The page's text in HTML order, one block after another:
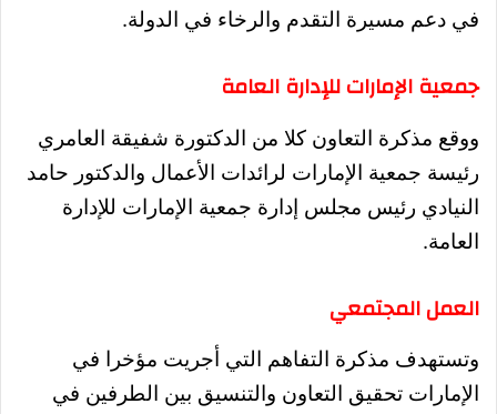
في دعم مسيرة التقدم والرخاء في الدولة.
جمعية الإمارات للإدارة العامة
ووقع مذكرة التعاون كلا من الدكتورة شفيقة العامري
رئيسة جمعية الإمارات لرائدات الأعمال والدكتور حامد
النيادي رئيس مجلس إدارة جمعية الإمارات للإدارة
العامة.
العمل المجتمعي
وتستهدف مذكرة التفاهم التي أجريت مؤخرا في
الإمارات تحقيق التعاون والتنسيق بين الطرفين في